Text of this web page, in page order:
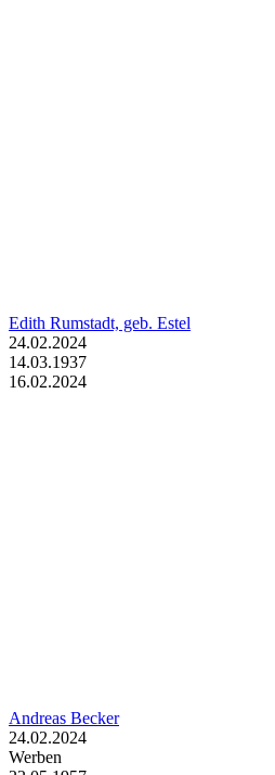
Edith Rumstadt, geb. Estel
24.02.2024
14.03.1937
16.02.2024
Andreas Becker
24.02.2024
Werben